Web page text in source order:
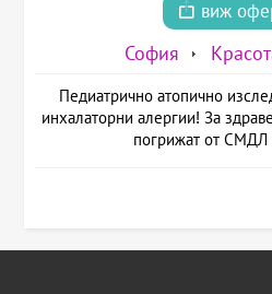
виж
София
Педиатрично атопично
инхалаторни алергии! За
погрижат от СМДЛ